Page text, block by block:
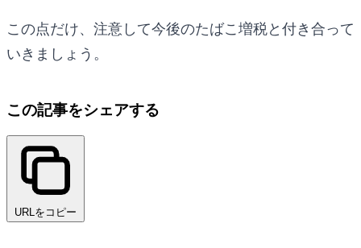
この点だけ、注意して今後のたばこ増税と付き合って
いきましょう。
この記事をシェアする
URLをコピー